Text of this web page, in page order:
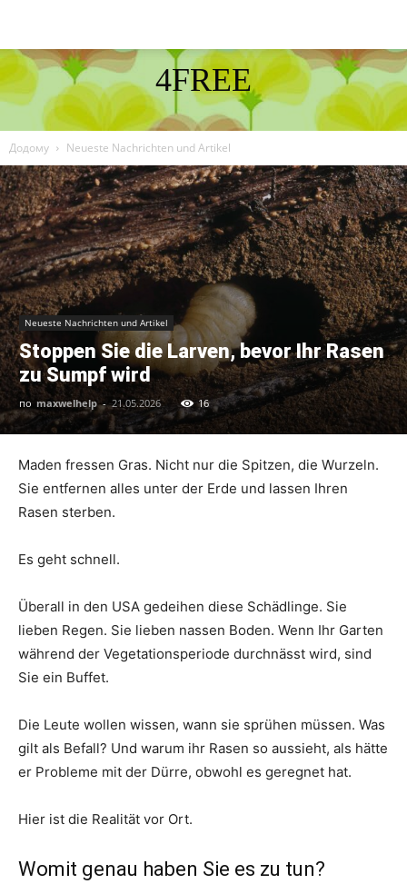
4FREE
DISCOVER THE ART OF PUBLISHING
Додому Neueste Nachrichten und Artikel
Neueste Nachrichten und Artikel
Stoppen Sie die Larven, bevor Ihr Rasen
zu Sumpf wird
по maxwelhelp - 21.05.2026 16
Maden fressen Gras. Nicht nur die Spitzen, die Wurzeln.
Sie entfernen alles unter der Erde und lassen Ihren
Rasen sterben.
Es geht schnell.
Überall in den USA gedeihen diese Schädlinge. Sie
lieben Regen. Sie lieben nassen Boden. Wenn Ihr Garten
während der Vegetationsperiode durchnässt wird, sind
Sie ein Buffet.
Die Leute wollen wissen, wann sie sprühen müssen. Was
gilt als Befall? Und warum ihr Rasen so aussieht, als hätte
er Probleme mit der Dürre, obwohl es geregnet hat.
Hier ist die Realität vor Ort.
Womit genau haben Sie es zu tun?